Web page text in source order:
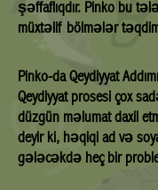
şəffaflıqdır. Pinko bu
müxtəlif bölmələr
Pinko-da Qeydiyyat
Qeydiyyat prosesi çox
düzgün məlumat daxil
deyir ki, həqiqi ad və
gələcəkdə heç bir